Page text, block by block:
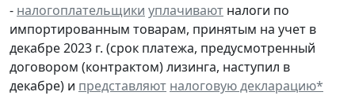
- налогоплательщики уплачивают налоги по
импортированным товарам, принятым на учет в
декабре 2023 г. (срок платежа, предусмотренный
договором (контрактом) лизинга, наступил в
декабре) и представляют налоговую декларацию*